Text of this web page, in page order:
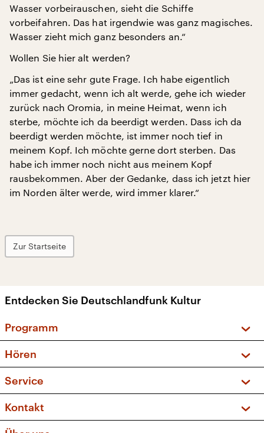
Wasser vorbeirauschen, sieht die Schiffe
vorbeifahren. Das hat irgendwie was ganz magisches.
Wasser zieht mich ganz besonders an.“
Wollen Sie hier alt werden?
„Das ist eine sehr gute Frage. Ich habe eigentlich
immer gedacht, wenn ich alt werde, gehe ich wieder
zurück nach Oromia, in meine Heimat, wenn ich
sterbe, möchte ich da beerdigt werden. Dass ich da
beerdigt werden möchte, ist immer noch tief in
meinem Kopf. Ich möchte gerne dort sterben. Das
habe ich immer noch nicht aus meinem Kopf
rausbekommen. Aber der Gedanke, dass ich jetzt hier
im Norden älter werde, wird immer klarer.“
Zur Startseite
Entdecken Sie Deutschlandfunk Kultur
Programm
Sendungen und Podcasts
Musikliste
Kakadu – Das Kinderprogramm
Hören
Frequenzen (UKW + DAB+)
Service
FAQ
Apps
Kontakt